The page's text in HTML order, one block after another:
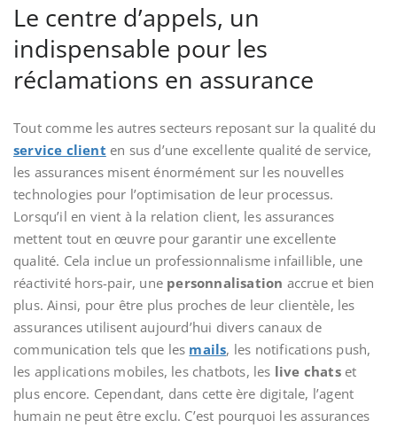
Le centre d’appels, un
indispensable pour les
réclamations en assurance
Tout comme les autres secteurs reposant sur la qualité du
service client en sus d’une excellente qualité de service,
les assurances misent énormément sur les nouvelles
technologies pour l’optimisation de leur processus.
Lorsqu’il en vient à la relation client, les assurances
mettent tout en œuvre pour garantir une excellente
qualité. Cela inclue un professionnalisme infaillible, une
réactivité hors-pair, une personnalisation accrue et bien
plus. Ainsi, pour être plus proches de leur clientèle, les
assurances utilisent aujourd’hui divers canaux de
communication tels que les mails, les notifications push,
les applications mobiles, les chatbots, les live chatset
plus encore. Cependant, dans cette ère digitale, l’agent
humain ne peut être exclu. C’est pourquoi les assurances